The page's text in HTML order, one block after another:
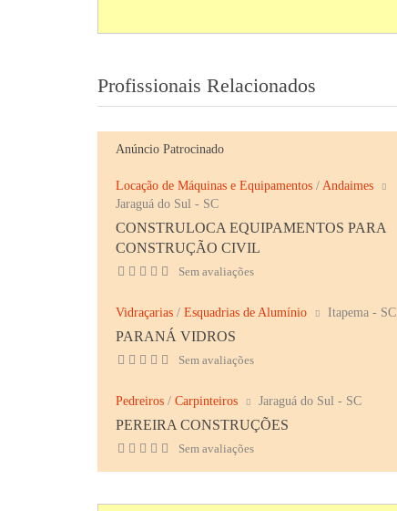
Profissionais Relacionados
Anúncio Patrocinado
Locação de Máquinas e Equipamentos / Andaimes
Jaraguá do Sul - SC
CONSTRULOCA EQUIPAMENTOS PARA
CONSTRUÇÃO CIVIL
Sem avaliações
Vidraçarias / Esquadrias de Alumínio Itapema - SC
PARANÁ VIDROS
Sem avaliações
Pedreiros / Carpinteiros Jaraguá do Sul - SC
PEREIRA CONSTRUÇÕES
Sem avaliações